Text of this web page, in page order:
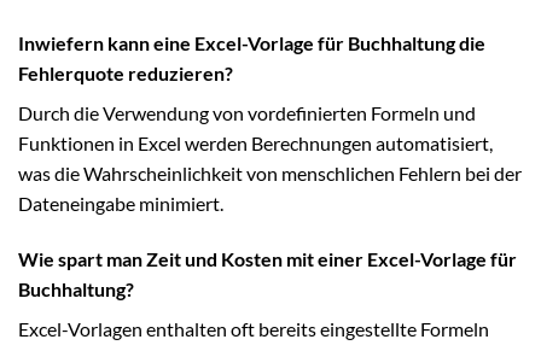
Inwiefern kann eine Excel-Vorlage für Buchhaltung die
Fehlerquote reduzieren?
Durch die Verwendung von vordefinierten Formeln und
Funktionen in Excel werden Berechnungen automatisiert,
was die Wahrscheinlichkeit von menschlichen Fehlern bei der
Dateneingabe minimiert.
Wie spart man Zeit und Kosten mit einer Excel-Vorlage für
Buchhaltung?
Excel-Vorlagen enthalten oft bereits eingestellte Formeln